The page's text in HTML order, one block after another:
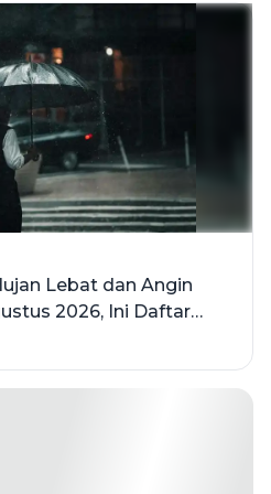
Lebat dan Angin
2026, Ini Daftar